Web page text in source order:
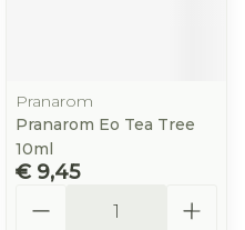
Pranarom
Pranarom Eo Tea Tree
10ml
€ 9,45